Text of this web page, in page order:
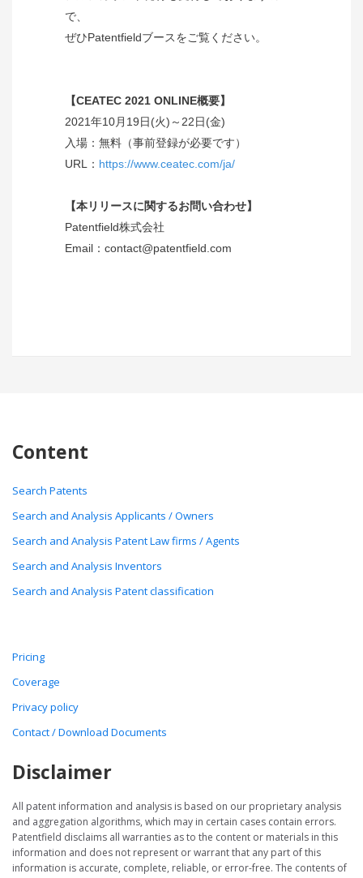
で、
ぜひPatentfieldブースをご覧ください。
【CEATEC 2021 ONLINE概要】
2021年10月19日(火)～22日(金)
入場：無料（事前登録が必要です）
URL： https://www.ceatec.com/ja/
【本リリースに関するお問い合わせ】
Patentfield株式会社
Email：contact@patentfield.com
Content
Search Patents
Search and Analysis Applicants / Owners
Search and Analysis Patent Law firms / Agents
Search and Analysis Inventors
Search and Analysis Patent classification
Pricing
Coverage
Privacy policy
Contact / Download Documents
Disclaimer
All patent information and analysis is based on our proprietary analysis
and aggregation algorithms, which may in certain cases contain errors.
Patentfield disclaims all warranties as to the content or materials in this
information and does not represent or warrant that any part of this
information is accurate, complete, reliable, or error-free. The contents of